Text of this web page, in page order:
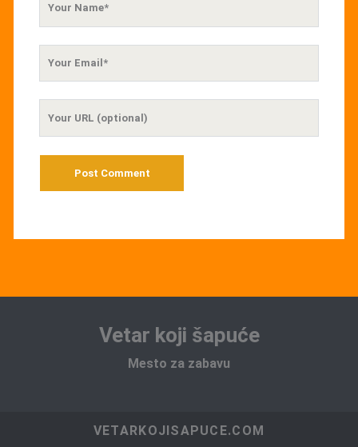
Vetar koji šapuće
Mesto za zabavu
VETARKOJISAPUCE.COM